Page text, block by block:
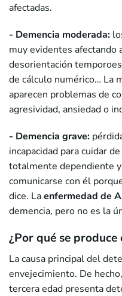
afectadas.
- Demencia moderada:
muy evidentes afectando
desorientación
de cálculo numérico… La
aparecen problemas de
agresividad, ansiedad o
- Demencia grave:
incapacidad para cuidar
totalmente dependiente
comunicarse con él
dice. Laenfermedad de
demencia, pero no es la
¿Por qué se
La causa principal del
envejecimiento. De
tercera edad presenta